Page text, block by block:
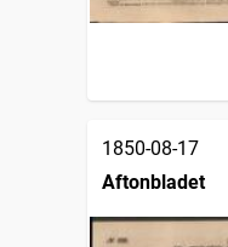
1850-08-17
Aftonbladet